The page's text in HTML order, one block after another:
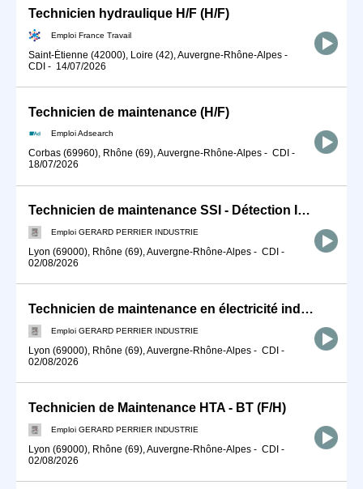
Technicien hydraulique H/F (H/F)
Emploi France Travail
Saint-Étienne (42000), Loire (42), Auvergne-Rhône-Alpes -
CDI - 14/07/2026
Technicien de maintenance (H/F)
Emploi Adsearch
Corbas (69960), Rhône (69), Auvergne-Rhône-Alpes - CDI -
18/07/2026
Technicien de maintenance SSI - Détection Incendie (F/H)
Emploi GERARD PERRIER INDUSTRIE
Lyon (69000), Rhône (69), Auvergne-Rhône-Alpes - CDI -
02/08/2026
Technicien de maintenance en électricité industrielle (F/H)
Emploi GERARD PERRIER INDUSTRIE
Lyon (69000), Rhône (69), Auvergne-Rhône-Alpes - CDI -
02/08/2026
Technicien de Maintenance HTA - BT (F/H)
Emploi GERARD PERRIER INDUSTRIE
Lyon (69000), Rhône (69), Auvergne-Rhône-Alpes - CDI -
02/08/2026